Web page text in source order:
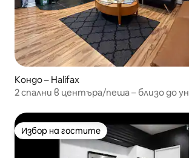
Кондо – Halifax
2 спални в центъра/пеша – близо до
Избор на гостите
Избор на гостите